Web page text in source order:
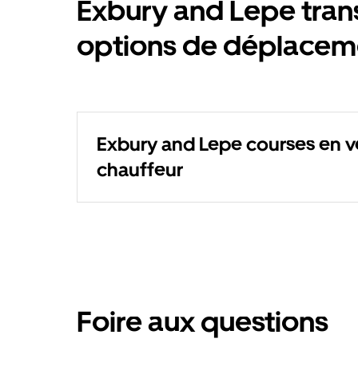
Exbury and Lepe
options de
Exbury and Lepe courses en
chauffeur
Foire aux questions